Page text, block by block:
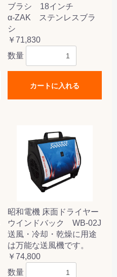
ブラシ 18インチ
α-ZAK ステンレスブラ
シ
￥71,830
数量
カートに入れる
昭和電機 床面ドライヤー
ウインドバック WB-02J
送風・冷却・乾燥に用途
は万能な送風機です。
￥74,800
数量